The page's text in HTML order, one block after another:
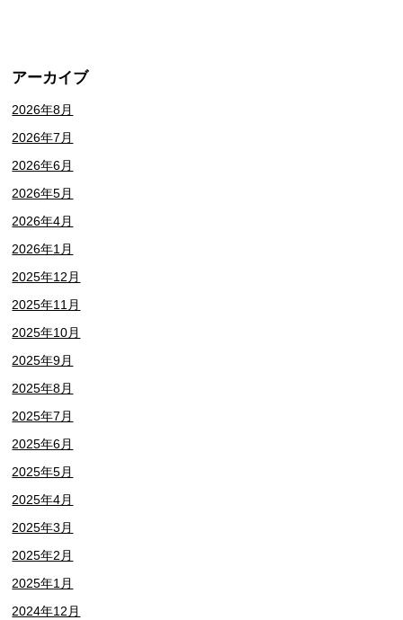
アーカイブ
2026年8月
2026年7月
2026年6月
2026年5月
2026年4月
2026年1月
2025年12月
2025年11月
2025年10月
2025年9月
2025年8月
2025年7月
2025年6月
2025年5月
2025年4月
2025年3月
2025年2月
2025年1月
2024年12月